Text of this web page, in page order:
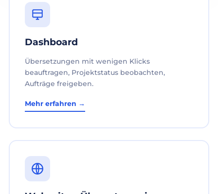
Dashboard
Übersetzungen mit wenigen Klicks
beauftragen, Projektstatus beobachten,
Aufträge freigeben.
Mehr erfahren →